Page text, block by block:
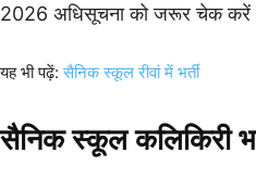
2026 अधिसूचना को जरूर चेक
यह भी पढ़ें:सैनिक स्कूल रीवां में भर्ती
सैनिक स्कूल कलिकिरी